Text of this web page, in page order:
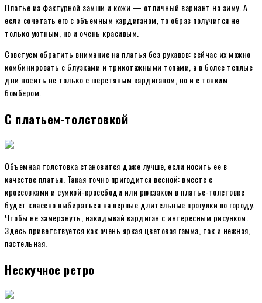
Платье из фактурной замши и кожи — отличный вариант на зиму. А
если сочетать его с объемным кардиганом, то образ получится не
только уютным, но и очень красивым.
Советуем обратить внимание на платья без рукавов: сейчас их можно
комбинировать с блузками и трикотажными топами, а в более теплые
дни носить не только с шерстяным кардиганом, но и с тонким
бомбером.
С платьем-толстовкой
Объемная толстовка становится даже лучше, если носить ее в
качестве платья. Такая точно пригодится весной: вместе с
кроссовками и сумкой-кроссбоди или рюкзаком в платье-толстовке
будет классно выбираться на первые длительные прогулки по городу.
Чтобы не замерзнуть, накидывай кардиган с интересным рисунком.
Здесь приветствуется как очень яркая цветовая гамма, так и нежная,
пастельная.
Нескучное ретро